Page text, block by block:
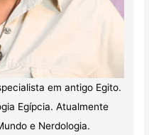
em antigo Egito.
Egípcia. Atualmente
e Nerdologia.